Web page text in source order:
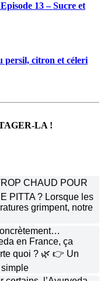
13 – Sucre et
persil, citron et céleri
LA !